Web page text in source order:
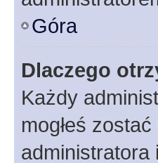
Góra
Dlaczego
Każdy
mogłeś
administratora